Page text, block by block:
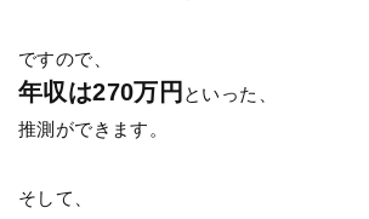
ですので、
年収は270万円 といった、
推測ができます。
そして、